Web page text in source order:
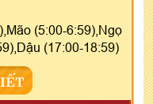
(5:00-6:59),Ngọ
(17:00-18:59)